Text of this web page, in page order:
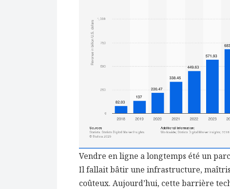
Vendre en ligne a longtemps été un
Il fallait bâtir une infrastructure,
coûteux. Aujourd’hui, cette barrière